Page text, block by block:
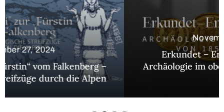
November 27, 2024
Erkundet – Entdeckt – Erforscht:
Archäologie im oberen Murtal von 1851 bis
heute